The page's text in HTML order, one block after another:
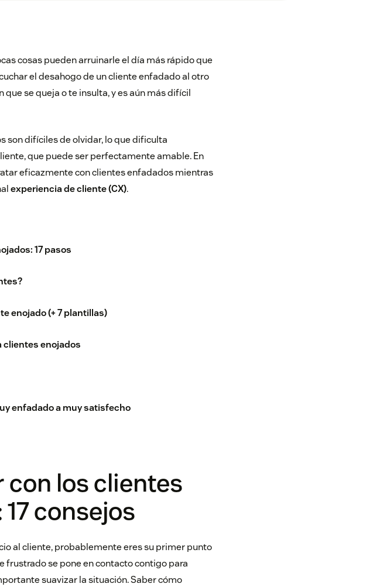
cosas pueden arruinarle el día más rápido que
el desahogo de un cliente enfadado al otro
que se queja o te insulta, y es aún más difícil
son difíciles de olvidar, lo que dificulta
que puede ser perfectamente amable. En
eficazmente con clientes enfadados mientras
experiencia de cliente (CX).
17 pasos
enojado (+ 7 plantillas)
clientes enojados
enfadado a muy satisfecho
con los clientes
consejos
al cliente, probablemente eres su primer punto
frustrado se pone en contacto contigo para
suavizar la situación. Saber cómo